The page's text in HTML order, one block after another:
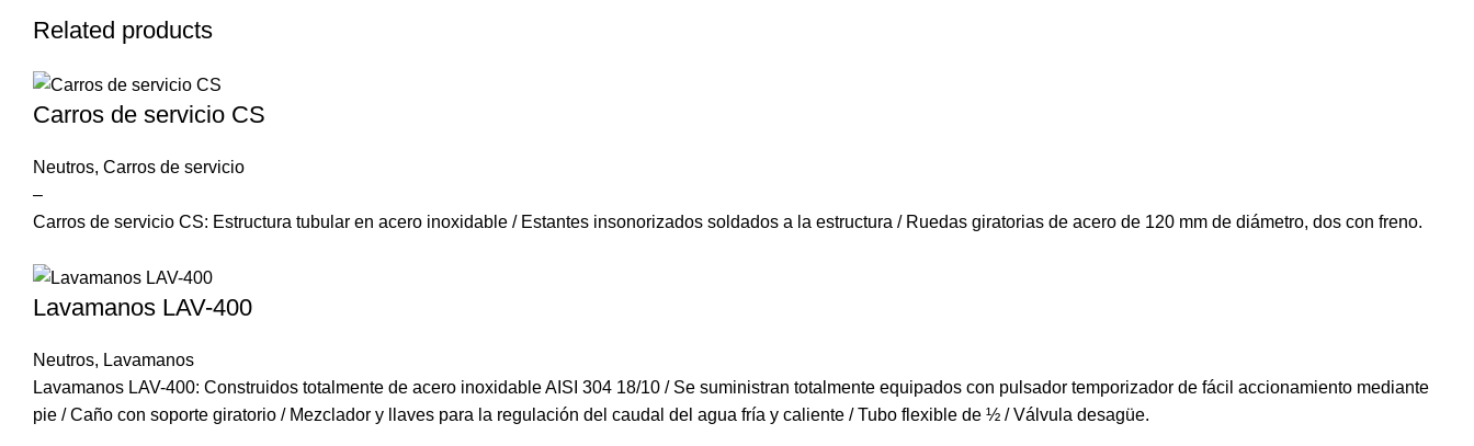
Related products
Carros de servicio CS
Neutros, Carros de servicio
–
Carros de servicio CS: Estructura tubular en acero inoxidable / Estantes insonorizados soldados a la estructura / Ruedas giratorias de acero de 120 mm de diámetro, dos con freno.
Lavamanos LAV-400
Neutros, Lavamanos
Lavamanos LAV-400: Construidos totalmente de acero inoxidable AISI 304 18/10 / Se suministran totalmente equipados con pulsador temporizador de fácil accionamiento mediante
pie / Caño con soporte giratorio / Mezclador y llaves para la regulación del caudal del agua fría y caliente / Tubo flexible de ½ / Válvula desagüe.